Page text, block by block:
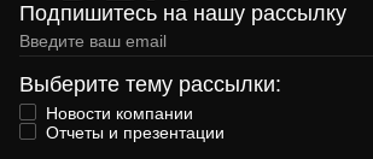
Подпишитесь на нашу рассылку
Выберите тему рассылки:
Новости компании
Отчеты и презентации